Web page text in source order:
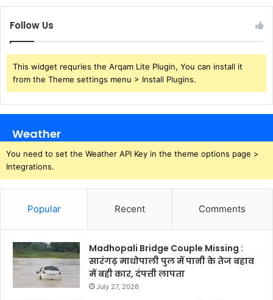
Follow Us
This widget requries the Arqam Lite Plugin, You can install it
from the Theme settings menu > Install Plugins.
Weather
You need to set the Weather API Key in the theme options page >
Integrations.
Popular Recent Comments
Madhopali Bridge Couple Missing :
सारंगढ़ माधोपाली पुल में पानी के तेज बहाव
में बही कार, दंपत्ती लापता
July 27, 2026